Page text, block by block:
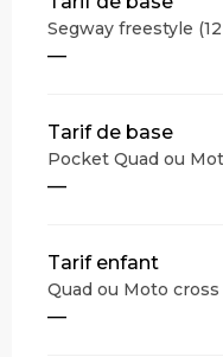
Segway freestyle
—
Tarif de base
Pocket Quad ou
—
Tarif enfant
Quad ou Moto cross
—